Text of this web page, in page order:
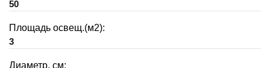
50
Площадь освещ.(м2):
3
Диаметр, см: